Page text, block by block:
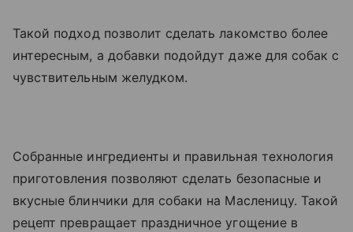
Такой подход позволит сделать лакомство более
интересным, а добавки подойдут даже для собак с
чувствительным желудком.
Собранные ингредиенты и правильная технология
приготовления позволяют сделать безопасные и
вкусные блинчики для собаки на Масленицу. Такой
рецепт превращает праздничное угощение в